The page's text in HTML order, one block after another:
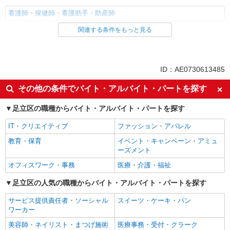
看護師・保健師・看護助手・助産師
同じ雇用形態から梅島駅の求人を探す
入社日応相談
未経験歓迎
経験者・有資格者歓迎
新卒・第二新卒歓迎
女性活躍中
主婦・主夫歓迎
フリーター歓迎
学歴不問
ブランクOK
ミドル（40代～）活躍中
エルダー（50代～）活躍中
シニア（60代～）活躍中
高収入・高額
ボーナス・賞与あり
昇給あり
完全週休2日制
フルタイム歓迎
禁煙・分煙
駅直結・駅チカ
車通勤OK
関連する条件をもっと見る
ID：AE0730613485
その他の条件でバイト・アルバイト・パートを探す
足立区の職種からバイト・アルバイト・パートを探す
IT・クリエイティブ
ファッション・アパレル
教育・保育
イベント・キャンペーン・アミュ
ーズメント
オフィスワーク・事務
医療・介護・福祉
足立区の人気の職種からバイト・アルバイト・パートを探す
サービス提供責任者・ソーシャル
ワーカー
スイーツ・ケーキ・パン
美容師・ネイリスト・まつげ施術
医療事務・受付・クラーク